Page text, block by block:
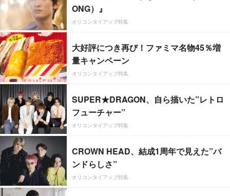
ONG）』
オリコンタイアップ特集
大好評につき再び！ファミマ名物45％増
量キャンペーン
オリコンタイアップ特集
SUPER★DRAGON、自ら描いた”レトロ
フューチャー”
オリコンタイアップ特集
CROWN HEAD、結成1周年で見えた”バ
ンドらしさ”
オリコンタイアップ特集